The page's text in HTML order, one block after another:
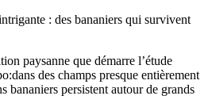
: des bananiers qui survivent
paysanne que démarre l’étude
des champs presque entièrement
bananiers persistent autour de grands